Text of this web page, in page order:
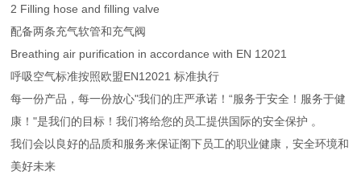
2 Filling hose and filling valve
配备两条充气软管和充气阀
Breathing air purification in accordance with EN 12021
呼吸空气标准按照欧盟EN12021 标准执行
每一份产品，每一份放心"我们的庄严承诺！“服务于安全！服务于健
康！"是我们的目标！我们将给您的员工提供国际的安全保护 。
我们会以良好的品质和服务来保证阁下员工的职业健康，安全环境和
美好未来